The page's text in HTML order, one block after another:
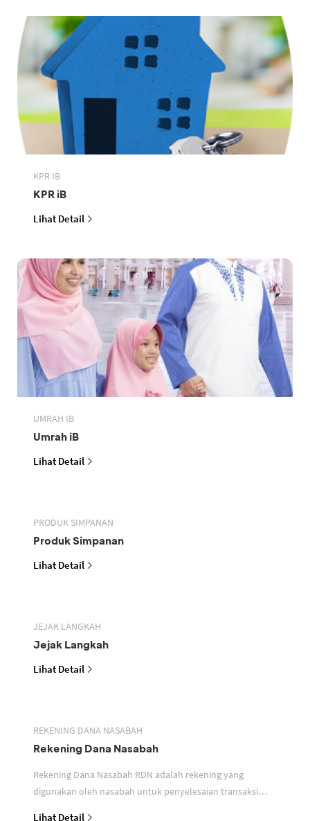
KPR IB
KPR iB
Lihat Detail
UMRAH IB
Umrah iB
Lihat Detail
PRODUK SIMPANAN
Produk Simpanan
Lihat Detail
JEJAK LANGKAH
Jejak Langkah
Lihat Detail
REKENING DANA NASABAH
Rekening Dana Nasabah
Rekening Dana Nasabah RDN adalah rekening yang
digunakan oleh nasabah untuk penyelesaian transaksi
Lihat Detail